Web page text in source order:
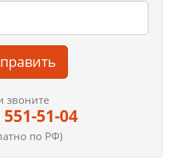
звоните
51-04
по РФ)